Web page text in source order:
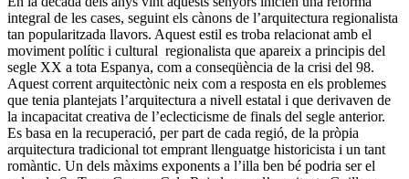
integral de les cases, seguint els cànons de l’arquitectura regionalista
tan popularitzada llavors. Aquest estil es troba relacionat amb el
moviment polític i cultural regionalista que apareix a principis del
segle XX a tota Espanya, com a conseqüència de la crisi del 98.
Aquest corrent arquitectònic neix com a resposta en els problemes
que tenia plantejats l’arquitectura a nivell estatal i que derivaven de
la incapacitat creativa de l’eclecticisme de finals del segle anterior.
Es basa en la recuperació, per part de cada regió, de la pròpia
arquitectura tradicional tot emprant llenguatge historicista i un tant
romàntic. Un dels màxims exponents a l’illa ben bé podria ser el